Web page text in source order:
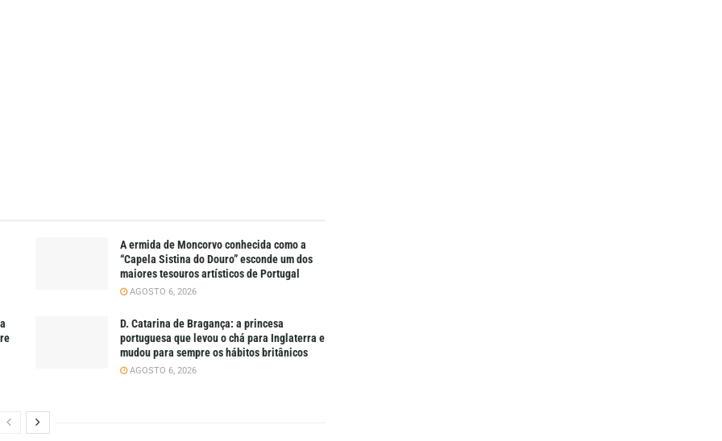
A ermida de Moncorvo conhecida como a
“Capela Sistina do Douro” esconde um dos
maiores tesouros artísticos de Portugal
AGOSTO 6, 2026
D. Catarina de Bragança: a princesa
portuguesa que levou o chá para Inglaterra e
mudou para sempre os hábitos britânicos
AGOSTO 6, 2026